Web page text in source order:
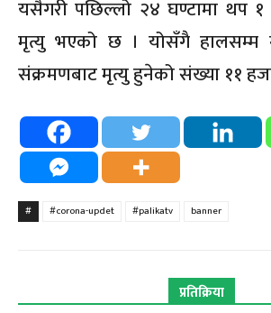
यसैगरी पछिल्लो २४ घण्टामा थप
मृत्यु भएको छ । योसँगै हालसम्म
संक्रमणबाट मृत्यु हुनेको संख्या ११
# #corona-updet #palikatv banner
प्रतिक्रिया